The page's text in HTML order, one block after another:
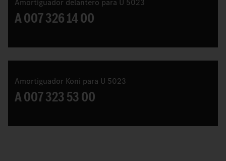
Amortiguador delantero para U 5023
A 007 326 14 00
Amortiguador Koni para U 5023
A 007 323 53 00